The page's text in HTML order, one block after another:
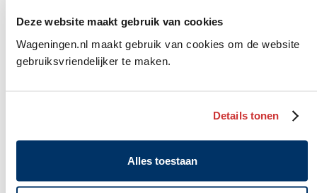
Deze website maakt gebruik van cookies
Wageningen.nl maakt gebruik van cookies om de website
gebruiksvriendelijker te maken.
Details tonen
Alles toestaan
Gemeente Wageningen
Algemeen
Markt 22, Postbus 1, 6700 AA
gemeente@wageningen.nl
Openingstijden stadhuis